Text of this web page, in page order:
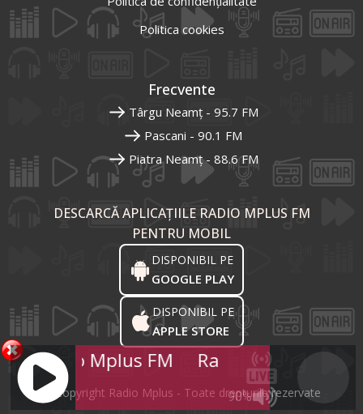
Politica cookies
Frecvente
Târgu Neamț - 95.7 FM
Pascani - 90.1 FM
Piatra Neamț - 88.6 FM
DESCARCĂ APLICAȚIILE RADIO MPLUS FM
PENTRU MOBIL
DISPONIBIL PE
GOOGLE PLAY
DISPONIBIL PE
APPLE STORE
© Copyright Radio Mplus - Toate drepturile rezervate
90%
Radio Mplus FM Radio Mplus FM